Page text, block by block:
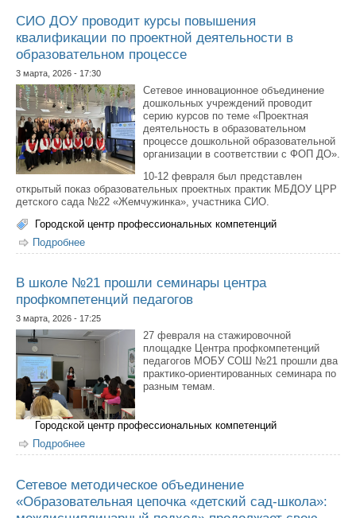
СИО ДОУ проводит курсы повышения
квалификации по проектной деятельности в
образовательном процессе
3 марта, 2026 - 17:30
Сетевое инновационное объединение
дошкольных учреждений проводит
серию курсов по теме «Проектная
деятельность в образовательном
процессе дошкольной образовательной
организации в соответствии с ФОП ДО».
10-12 февраля был представлен
открытый показ образовательных проектных практик МБДОУ ЦРР
детского сада №22 «Жемчужинка», участника СИО.
Городской центр профессиональных компетенций
Подробнее
по проектной деятельности в образовательном
В школе №21 прошли семинары центра
профкомпетенций педагогов
3 марта, 2026 - 17:25
27 февраля на стажировочной
площадке Центра профкомпетенций
педагогов МОБУ СОШ №21 прошли два
практико-ориентированных семинара по
разным темам.
Городской центр профессиональных компетенций
Подробнее
профкомпетенций педагогов
Сетевое методическое объединение
«Образовательная цепочка «детский сад-школа»: